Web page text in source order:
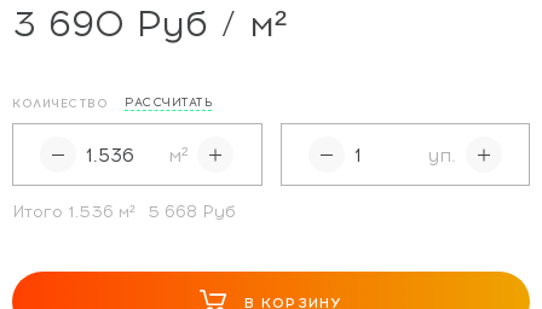
3 690 Руб / м²
КОЛИЧЕСТВО РАССЧИТАТЬ
м² уп.
Итого 1.536 м² 5 668 Руб
В КОРЗИНУ